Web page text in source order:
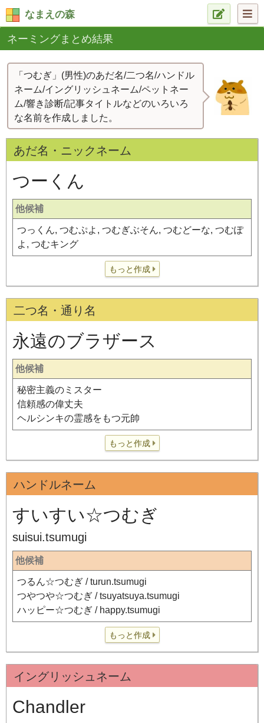
なまえの森
ネーミングまとめ結果
「つむぎ」(男性)のあだ名/二つ名/ハンドル
ネーム/イングリッシュネーム/ペットネー
ム/響き診断/記事タイトルなどのいろいろ
な名前を作成しました。
あだ名・ニックネーム
つーくん
他候補
つっくん, つむぷよ, つむぎぶそん, つむどーな, つむぽ
よ, つむキング
もっと作成
二つ名・通り名
永遠のブラザース
他候補
秘密主義のミスター
信頼感の偉丈夫
ヘルシンキの霊感をもつ元帥
もっと作成
ハンドルネーム
すいすい☆つむぎ
suisui.tsumugi
他候補
つるん☆つむぎ / turun.tsumugi
つやつや☆つむぎ / tsuyatsuya.tsumugi
ハッピー☆つむぎ / happy.tsumugi
もっと作成
イングリッシュネーム
Chandler